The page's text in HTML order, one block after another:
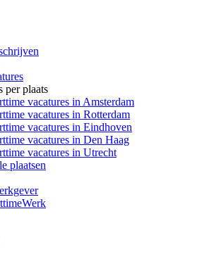
per plaats
vacatures in Amsterdam
vacatures in Rotterdam
vacatures in Eindhoven
vacatures in Den Haag
vacatures in Utrecht
plaatsen